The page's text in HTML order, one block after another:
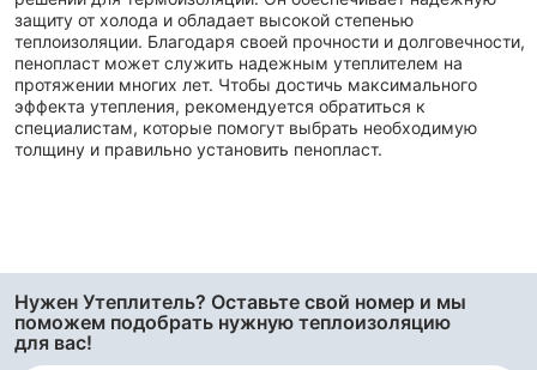
защиту от холода и обладает высокой степенью
теплоизоляции. Благодаря своей прочности и долговечности,
пенопласт может служить надежным утеплителем на
протяжении многих лет. Чтобы достичь максимального
эффекта утепления, рекомендуется обратиться к
специалистам, которые помогут выбрать необходимую
толщину и правильно установить пенопласт.
Нужен Утеплитель? Оставьте свой номер и мы
поможем подобрать нужную теплоизоляцию
для вас!